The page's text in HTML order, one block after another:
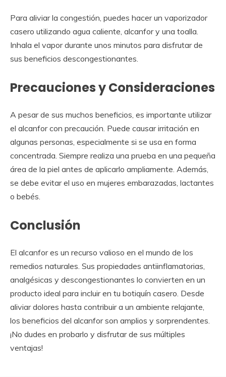
Para aliviar la congestión, puedes hacer un vaporizador
casero utilizando agua caliente, alcanfor y una toalla.
Inhala el vapor durante unos minutos para disfrutar de
sus beneficios descongestionantes.
Precauciones y Consideraciones
A pesar de sus muchos beneficios, es importante utilizar
el alcanfor con precaución. Puede causar irritación en
algunas personas, especialmente si se usa en forma
concentrada. Siempre realiza una prueba en una pequeña
área de la piel antes de aplicarlo ampliamente. Además,
se debe evitar el uso en mujeres embarazadas, lactantes
o bebés.
Conclusión
El alcanfor es un recurso valioso en el mundo de los
remedios naturales. Sus propiedades antiinflamatorias,
analgésicas y descongestionantes lo convierten en un
producto ideal para incluir en tu botiquín casero. Desde
aliviar dolores hasta contribuir a un ambiente relajante,
los beneficios del alcanfor son amplios y sorprendentes.
¡No dudes en probarlo y disfrutar de sus múltiples
ventajas!